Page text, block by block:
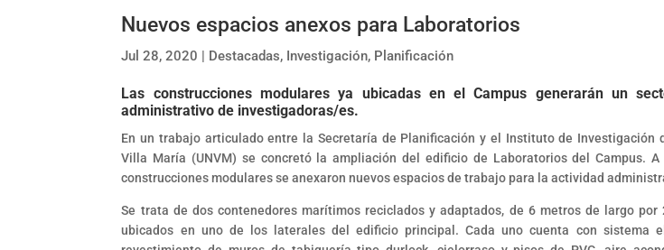
Nuevos espacios anexos para Laboratorios
Jul 28, 2020 | Destacadas, Investigación, Planificación
Las construcciones modulares ya ubicadas en el Campus generarán un
administrativo de investigadoras/es.
En un trabajo articulado entre la Secretaría de Planificación y el Instituto de Investigación
Villa María (UNVM) se concretó la ampliación del edificio de Laboratorios del Campus.
construcciones modulares se anexaron nuevos espacios de trabajo para la actividad
Se trata de dos contenedores marítimos reciclados y adaptados, de 6 metros de largo por
ubicados en uno de los laterales del edificio principal. Cada uno cuenta con sistema